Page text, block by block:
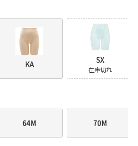
KA SX
在庫切れ
64M 70M